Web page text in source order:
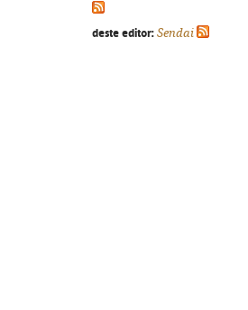
deste editor: Sendai